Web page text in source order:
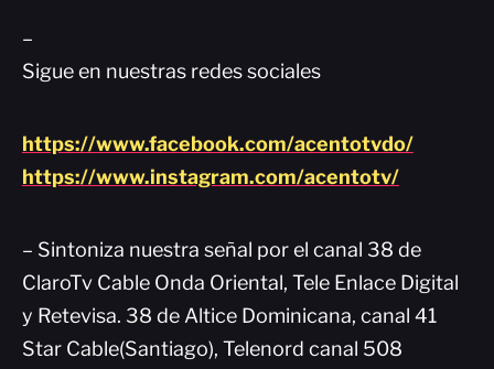
–
Sigue en nuestras redes sociales
https://www.facebook.com/acentotvdo/
https://www.instagram.com/acentotv/
– Sintoniza nuestra señal por el canal 38 de
ClaroTv Cable Onda Oriental, Tele Enlace Digital
y Retevisa. 38 de Altice Dominicana, canal 41
Star Cable(Santiago), Telenord canal 508